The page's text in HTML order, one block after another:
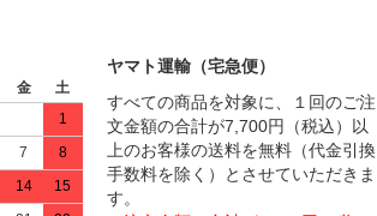
金
土
1
7
8
14
15
ヤマト運輸（宅急便）
すべての商品を対象に、１回のご注
文金額の合計が7,700円（税込）以
上のお客様の送料を無料（代金引換
手数料を除く）とさせていただきま
す。